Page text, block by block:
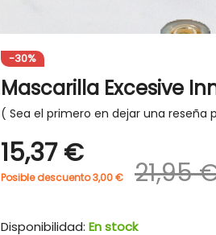
-30%
Mascarilla Excesive
Sea el primero en dejar una reseña
15,37 €
Posible descuento 3,00 € 21,95
Disponibilidad: En stock